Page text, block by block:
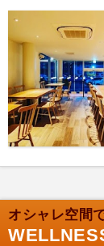
オシャレ空間